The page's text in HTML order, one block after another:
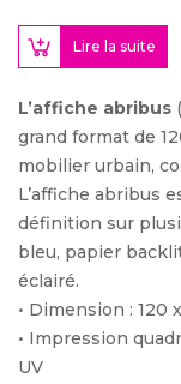
Lire la suite
L’affiche abribus
grand format de
mobilier urbain,
L’affiche abribus
définition sur
bleu, papier
éclairé.
• Dimension : 120
• Impression
UV